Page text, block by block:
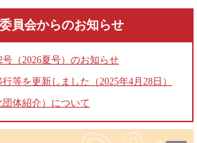
員会からのお知らせ
（2026夏号）のお知らせ
等を更新しました（2025年4月28日）
体紹介）について